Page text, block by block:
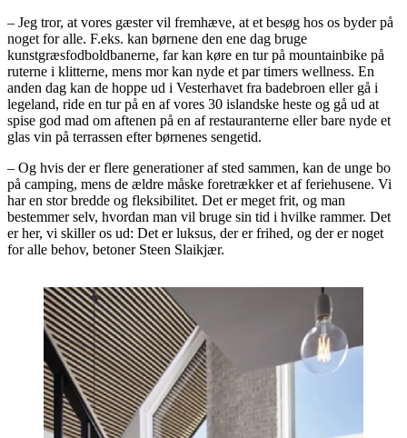
– Jeg tror, at vores gæster vil fremhæve, at et besøg hos os byder på
noget for alle. F.eks. kan børnene den ene dag bruge
kunstgræsfodboldbanerne, far kan køre en tur på mountainbike på
ruterne i klitterne, mens mor kan nyde et par timers wellness. En
anden dag kan de hoppe ud i Vesterhavet fra badebroen eller gå i
legeland, ride en tur på en af vores 30 islandske heste og gå ud at
spise god mad om aftenen på en af restauranterne eller bare nyde et
glas vin på terrassen efter børnenes sengetid.
– Og hvis der er flere generationer af sted sammen, kan de unge bo
på camping, mens de ældre måske foretrækker et af feriehusene. Vi
har en stor bredde og fleksibilitet. Det er meget frit, og man
bestemmer selv, hvordan man vil bruge sin tid i hvilke rammer. Det
er her, vi skiller os ud: Det er luksus, der er frihed, og der er noget
for alle behov, betoner Steen Slaikjær.